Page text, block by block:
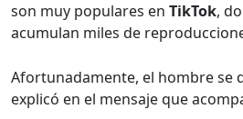
son muy populares en TikTok,
acumulan miles de
Afortunadamente, el hombre se
explicó en el mensaje que